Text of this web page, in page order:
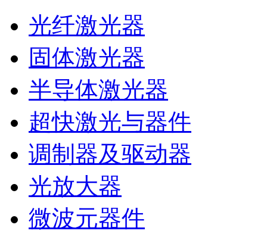
光纤激光器
固体激光器
半导体激光器
超快激光与器件
调制器及驱动器
光放大器
微波元器件